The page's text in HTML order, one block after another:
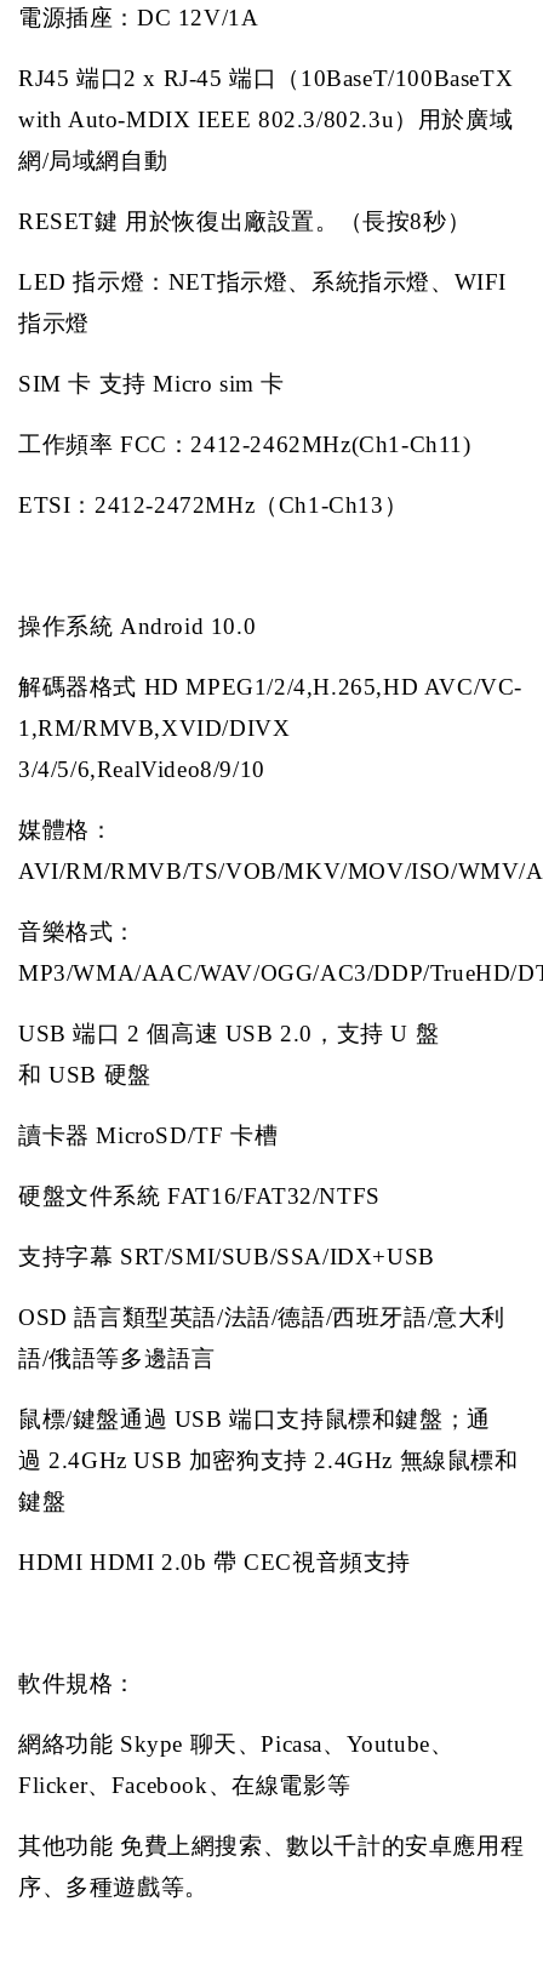
電源插座： DC 12V/1A
RJ45 端口2 x RJ-45端口（ 10BaseT/100BaseTX
with Auto-MDIX IEEE 802.3/802.3u ）用於廣域
網/局域網自動
RESET鍵 用於恢復出廠設置。（長按8秒）
LED指示燈： NET指示燈、系統指示燈、 WIFI
指示燈
SIM卡 支持 Micro sim卡
工作頻率 FCC ： 2412-2462MHz(Ch1-Ch11)
ETSI ： 2412-2472MHz （Ch1-Ch13 ）
操作系統 Android 10.0
解碼器格式 HD MPEG1/2/4,H.265,HD AVC/VC-
1,RM/RMVB,XVID/DIVX
3/4/5/6,RealVideo8/9/10
媒體格：
AVI/RM/RMVB/TS/VOB/MKV/MOV/ISO/WMV/
音樂格式：
MP3/WMA/AAC/WAV/OGG/AC3/DDP/TrueHD/
USB端口 2個高速 USB 2.0 ，支持 U 盤
和 USB 硬盤
讀卡器 MicroSD/TF卡槽
硬盤文件系統 FAT16/FAT32/NTFS
支持字幕 SRT/SMI/SUB/SSA/IDX+USB
OSD語言類型英語/法語/德語/西班牙語/意大利
語/俄語等多邊語言
鼠標/鍵盤通過 USB端口支持鼠標和鍵盤；通
過 2.4GHz USB 加密狗支持 2.4GHz 無線鼠標和
鍵盤
HDMI HDMI 2.0b 帶 CEC視音頻支持
軟件規格：
網絡功能 Skype 聊天、Picasa、 Youtube、
Flicker、 Facebook、在線電影等
其他功能 免費上網搜索、數以千計的安卓應用程
序、多種遊戲等。